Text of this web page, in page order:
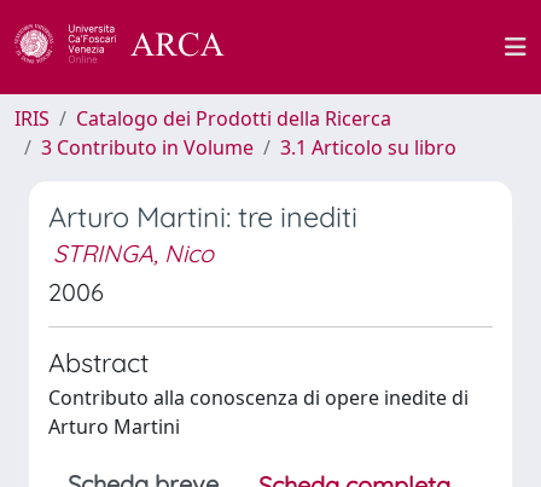
IRIS
Catalogo dei Prodotti della Ricerca
3 Contributo in Volume
3.1 Articolo su libro
Arturo Martini: tre inediti
STRINGA, Nico
2006
Abstract
Contributo alla conoscenza di opere inedite di
Arturo Martini